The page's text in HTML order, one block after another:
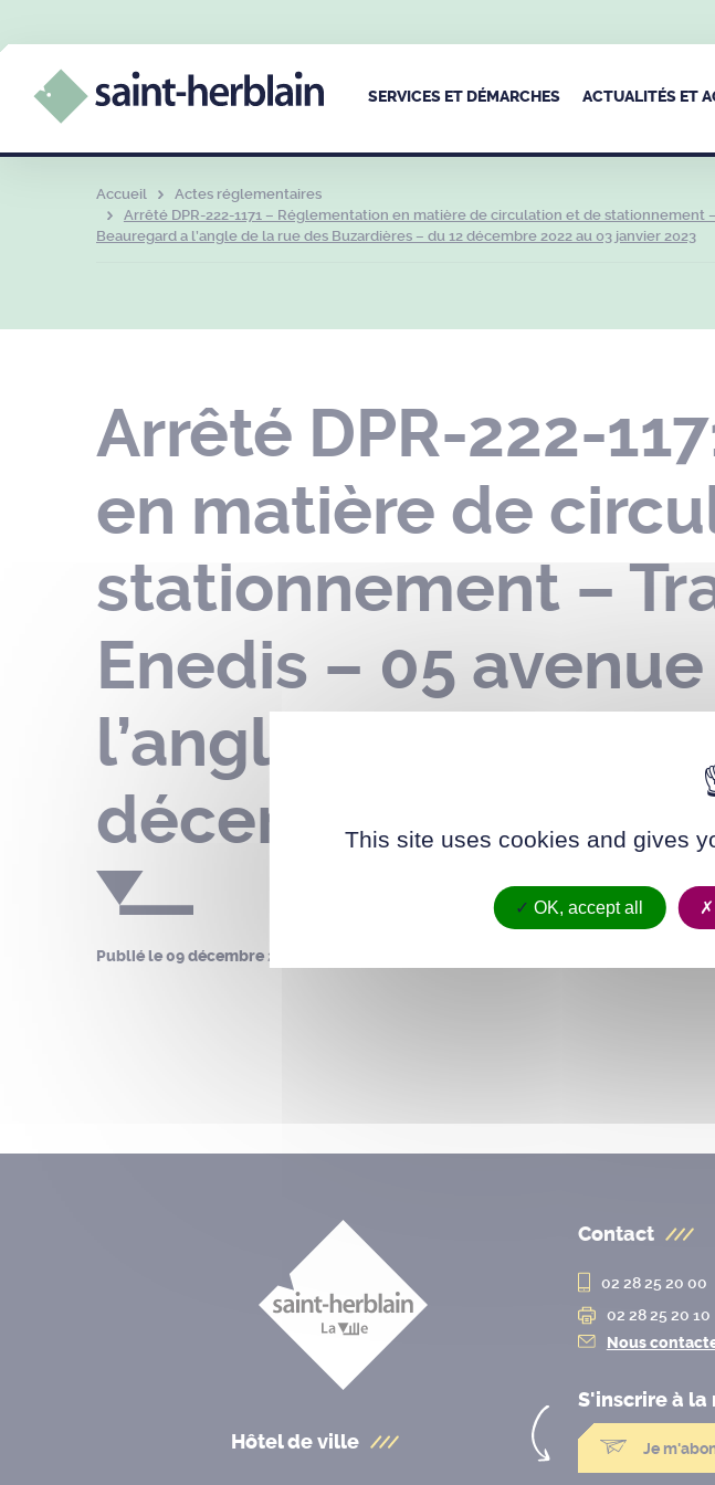
SERVICES ET DÉMARCHES ACTUALITÉS ET
Accueil
Actes réglementaires
Arrêté DPR-222-1171 – Réglementation en matière de circulation et de stationnement
Beauregard a l’angle de la rue des Buzardières – du 12 décembre 2022 au 03 janvier 2023
Arrêté DPR-222-
en matière de
stationnement –
Enedis – 05
l’angle de la rue
décembre 2022 au
Publié le09 décembre 2022
Hôtel de ville
Contact
02 28 25 20 00
02 28 25 20 10
Nous
S'inscrire à la
Je
This site uses cookies and gives
OK, accept all